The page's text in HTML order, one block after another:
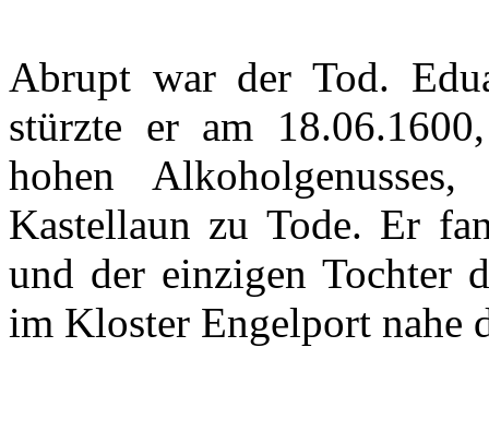
Abrupt war der Tod.
stürzte eram
hohen
Alkoholgenusses,
Kastellaun zu Tode. Er
und der einzigen Tochter
im Kloster Engelport nahe